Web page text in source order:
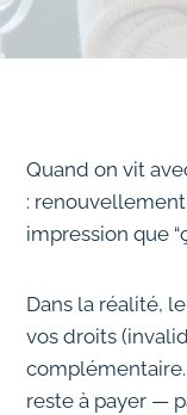
Quand on vit
:
impression que
Dans la réalité,
vos droits
reste à payer —